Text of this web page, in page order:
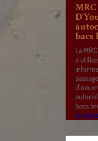
bacs
La
a
bacs
lire plus